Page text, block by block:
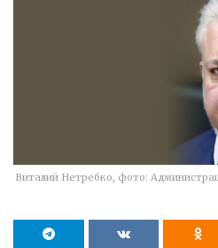
Виталий Нетребко, фото: